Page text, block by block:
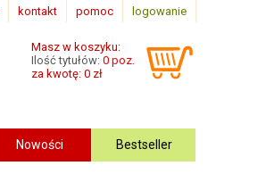
logowanie
pomoc
kontakt
Masz w koszyku:
Ilość tytułów: 0 poz.
za kwotę: 0 zł
Nowości Bestseller